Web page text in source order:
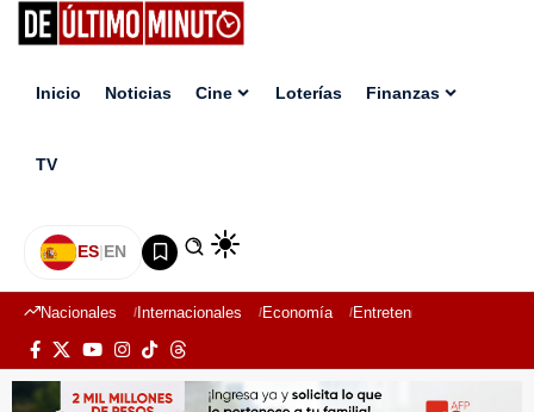
Inicio Noticias Cine Loterías Finanzas
TV
ES|EN
Nacionales Internacionales Economía Entretenimiento